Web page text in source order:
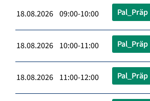
18.08.2026 09:00-10:00 Pal_Präp
18.08.2026 10:00-11:00 Pal_Präp
18.08.2026 11:00-12:00 Pal_Präp